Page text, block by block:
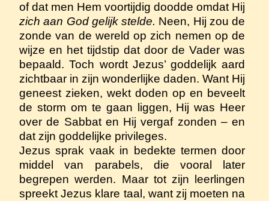
of dat men Hem voortijdig doodde omdat Hij
zich aan God gelijk stelde. Neen, Hij zou de
zonde van de wereld op zich nemen op de
wijze en het tijdstip dat door de Vader was
bepaald. Toch wordt Jezus’ goddelijk aard
zichtbaar in zijn wonderlijke daden. Want Hij
geneest zieken, wekt doden op en beveelt
de storm om te gaan liggen, Hij was Heer
over de Sabbat en Hij vergaf zonden – en
dat zijn goddelijke privileges.
Jezus sprak vaak in bedekte termen door
middel van parabels, die vooral later
begrepen werden. Maar tot zijn leerlingen
spreekt Jezus klare taal, want zij moeten na